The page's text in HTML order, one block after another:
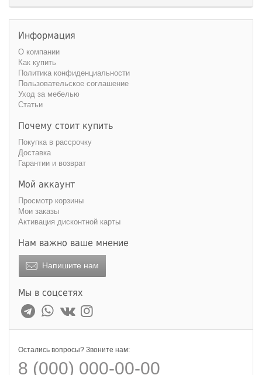
Информация
О компании
Как купить
Политика конфиденциальности
Пользовательское соглашение
Уход за мебелью
Статьи
Почему стоит купить
Покупка в рассрочку
Доставка
Гарантии и возврат
Мой аккаунт
Просмотр корзины
Мои заказы
Активация дисконтной карты
Нам важно ваше мнение
Напишите нам
Мы в соцсетях
Остались вопросы? Звоните нам:
8 (000) 000-00-00